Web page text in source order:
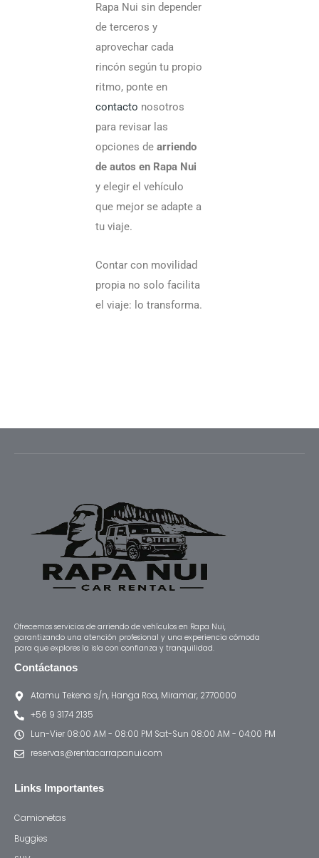
Rapa Nui sin depender
de terceros y
aprovechar cada
rincón según tu propio
ritmo, ponte en
contacto nosotros
para revisar las
opciones de arriendo
de autos en Rapa Nui
y elegir el vehículo
que mejor se adapte a
tu viaje.
Contar con movilidad
propia no solo facilita
el viaje: lo transforma.
Ofrecemos servicios de arriendo de vehículos en Rapa Nui,
garantizando una atención profesional y una experiencia cómoda
para que explores la isla con confianza y tranquilidad.
Contáctanos
Atamu Tekena s/n, Hanga Roa, Miramar, 2770000
+56 9 3174 2135
Lun-Vier 08:00 AM - 08:00 PM Sat-Sun 08:00 AM - 04:00 PM
reservas@rentacarrapanui.com
Links Importantes
Camionetas
Buggies